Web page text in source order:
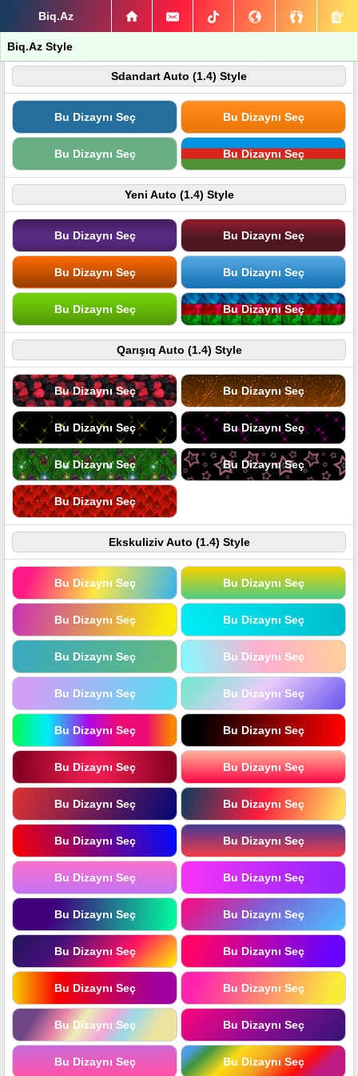
Biq.Az
Biq.Az Style
Sdandart Auto (1.4) Style
Bu Dizaynı Seç Bu Dizaynı Seç
Bu Dizaynı Seç Bu Dizaynı Seç
Yeni Auto (1.4) Style
Bu Dizaynı Seç Bu Dizaynı Seç
Bu Dizaynı Seç Bu Dizaynı Seç
Bu Dizaynı Seç Bu Dizaynı Seç
Qarışıq Auto (1.4) Style
Bu Dizaynı Seç Bu Dizaynı Seç
Bu Dizaynı Seç Bu Dizaynı Seç
Bu Dizaynı Seç Bu Dizaynı Seç
Bu Dizaynı Seç
Ekskuliziv Auto (1.4) Style
Bu Dizaynı Seç Bu Dizaynı Seç
Bu Dizaynı Seç Bu Dizaynı Seç
Bu Dizaynı Seç Bu Dizaynı Seç
Bu Dizaynı Seç Bu Dizaynı Seç
Bu Dizaynı Seç Bu Dizaynı Seç
Bu Dizaynı Seç Bu Dizaynı Seç
Bu Dizaynı Seç Bu Dizaynı Seç
Bu Dizaynı Seç Bu Dizaynı Seç
Bu Dizaynı Seç Bu Dizaynı Seç
Bu Dizaynı Seç Bu Dizaynı Seç
Bu Dizaynı Seç Bu Dizaynı Seç
Bu Dizaynı Seç Bu Dizaynı Seç
Bu Dizaynı Seç Bu Dizaynı Seç
Bu Dizaynı Seç Bu Dizaynı Seç